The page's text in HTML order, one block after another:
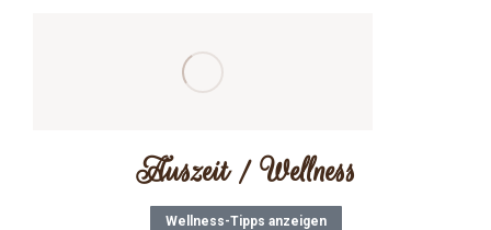
Auszeit / Wellness
Wellness-Tipps anzeigen